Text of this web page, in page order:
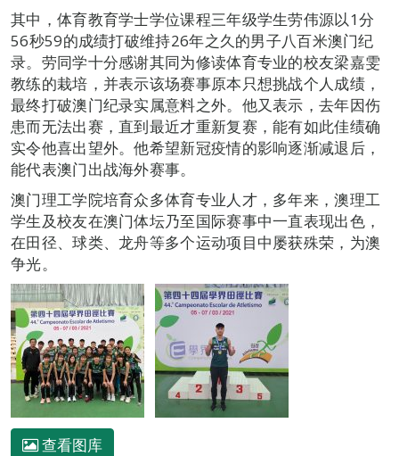
其中，体育教育学士学位课程三年级学生劳伟源以1分
56秒59的成绩打破维持26年之久的男子八百米澳门纪
录。劳同学十分感谢其同为修读体育专业的校友梁嘉雯
教练的栽培，并表示该场赛事原本只想挑战个人成绩，
最终打破澳门纪录实属意料之外。他又表示，去年因伤
患而无法出赛，直到最近才重新复赛，能有如此佳绩确
实令他喜出望外。他希望新冠疫情的影响逐渐减退后，
能代表澳门出战海外赛事。
澳门理工学院培育众多体育专业人才，多年来，澳理工
学生及校友在澳门体坛乃至国际赛事中一直表现出色，
在田径、球类、龙舟等多个运动项目中屡获殊荣，为澳
争光。
查看图库